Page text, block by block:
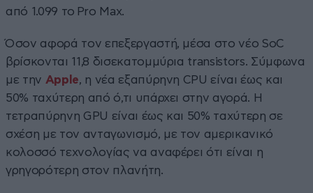
από 1.099 το Pro Max.
Όσον αφορά τον επεξεργαστή, μέσα στο νέο SoC
βρίσκονται 11,8 δισεκατομμύρια transistors. Σύμφωνα
με την Apple, η νέα εξαπύρηνη CPU είναι έως και
50% ταχύτερη από ό,τι υπάρχει στην αγορά. Η
τετραπύρηνη GPU είναι έως και 50% ταχύτερη σε
σχέση με τον ανταγωνισμό, με τον αμερικανικό
κολοσσό τεχνολογίας να αναφέρει ότι είναι η
γρηγορότερη στον πλανήτη.